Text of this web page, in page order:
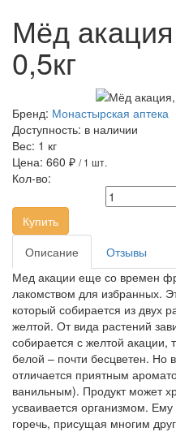
Мёд
0,5кг
Бренд: Монастырская аптека
Доступность: в наличии
Вес: 1 кг
Цена: 660 ₽ / 1 шт.
Кол-во:
Купить
Описание
Отзывы
Мед акации еще со времен
лакомством для избранных.
который собирается из двух
желтой. От вида растений
собирается с желтой акации,
белой – почти бесцветен. Но
отличается приятным
ванильным). Продукт может
усваивается организмом.
горечь, присущая многим